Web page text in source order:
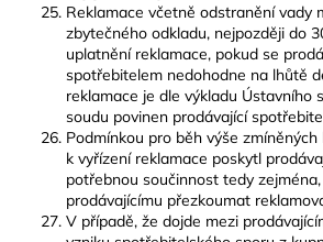
Reklamace včetně odstranění vady
zbytečného odkladu, nejpozději do
uplatnění reklamace, pokud se
spotřebitelem nedohodne na lhůtě
reklamace je dle výkladu Ústavního
soudu povinen prodávající
Podmínkou pro běh výše
k vyřízení reklamace poskytl
potřebnou součinnost tedy
prodávajícímu přezkoumat
V případě, že dojde mezi